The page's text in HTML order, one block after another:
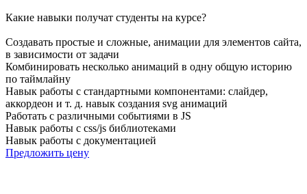
Какие навыки получат студенты на курсе?
Создавать простые и сложные, анимации для элементов сайта,
в зависимости от задачи
Комбинировать несколько анимаций в одну общую историю
по таймлайну
Навык работы с стандартными компонентами: слайдер,
аккордеон и т. д. навык создания svg анимаций
Работать с различными событиями в JS
Навык работы с css/js библиотеками
Навык работы с документацией
Предложить цену